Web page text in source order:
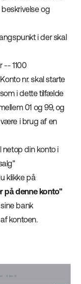
og
i der skal
1100
nr. skal starte
i dette tilfælde
01 og 99, og
i brug af en
din konto i
klikke på
på denne konto"
bank
kontoen.